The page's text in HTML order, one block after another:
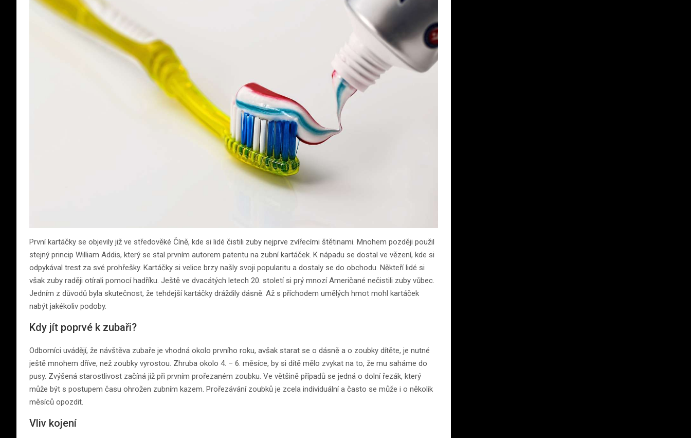
První kartáčky se objevily již ve středověké Číně, kde si lidé čistili zuby nejprve zvířecími štětinami. Mnohem později použil
stejný princip William Addis, který se stal prvním autorem patentu na zubní kartáček. K nápadu se dostal ve vězení, kde si
odpykával trest za své prohřešky. Kartáčky si velice brzy našly svoji popularitu a dostaly se do obchodu. Někteří lidé si
však zuby raději otírali pomocí hadříku. Ještě ve dvacátých letech 20. století si prý mnozí Američané nečistili zuby vůbec.
Jedním z důvodů byla skutečnost, že tehdejší kartáčky dráždily dásně. Až s příchodem umělých hmot mohl kartáček
nabýt jakékoliv podoby.
Kdy jít poprvé k zubaři?
Odborníci uvádějí, že návštěva zubaře je vhodná okolo prvního roku, avšak starat se o dásně a o zoubky dítěte, je nutné
ještě mnohem dříve, než zoubky vyrostou. Zhruba okolo 4. – 6. měsíce, by si dítě mělo zvykat na to, že mu saháme do
pusy. Zvýšená starostlivost začíná již při prvním prořezaném zoubku. Ve většině případů se jedná o dolní řezák, který
může být s postupem času ohrožen zubním kazem. Prořezávání zoubků je zcela individuální a často se může i o několik
měsíců opozdit.
Vliv kojení